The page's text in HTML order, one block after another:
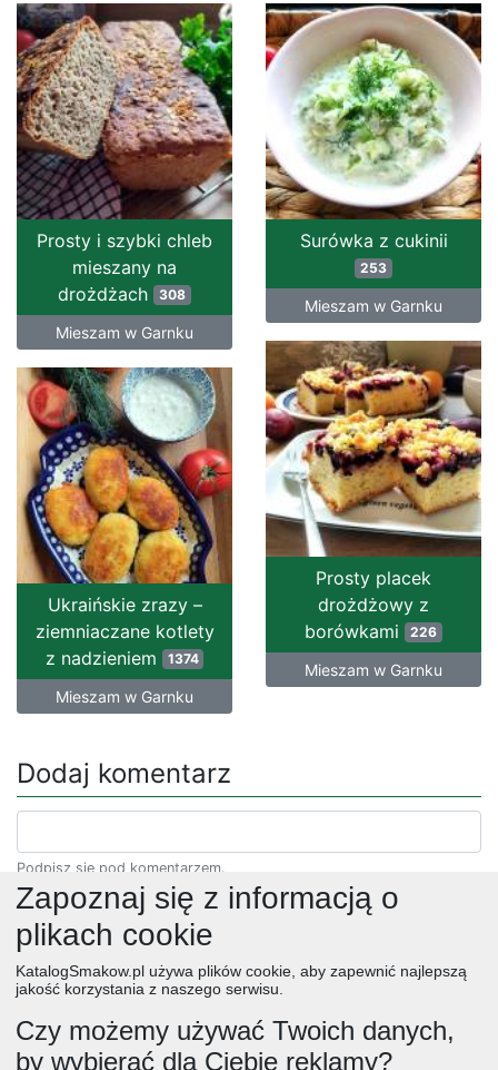
Prosty i szybki chleb
mieszany na
drożdżach 308
Mieszam w Garnku
Surówka z cukinii
253
Mieszam w Garnku
Prosty placek
drożdżowy z
borówkami 226
Mieszam w Garnku
Ukraińskie zrazy –
ziemniaczane kotlety
z nadzieniem
1374
Mieszam w Garnku
Dodaj komentarz
Podpisz się pod komentarzem.
Zapoznaj się z informacją o
plikach cookie
KatalogSmakow.pl używa plików cookie, aby zapewnić najlepszą
jakość korzystania z naszego serwisu.
Czy możemy używać Twoich danych,
by wybierać dla Ciebie reklamy?